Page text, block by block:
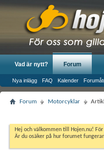
Vad är nytt? Forum
Nya inlägg FAQ Kalender
Forum Motorcyklar
Hej och välkommen till Hojen.nu!
Är du osäker på hur forumet